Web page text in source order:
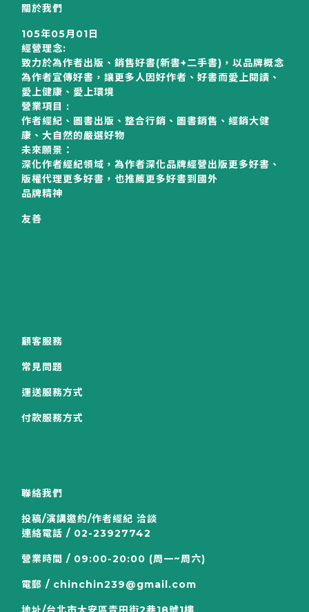
關於我們
105年05月01日
經營理念:
致力於為作者出版、銷售好書(新書+二手書)，以品牌概念
為作者宣傳好書，讓更多人因好作者、好書而愛上閱讀、
愛上健康、愛上環境
營業項目 :
作者經紀、圖書出版、整合行銷、圖書銷售、經銷大健
康、大自然的嚴選好物
未來願景：
深化作者經紀領域，為作者深化品牌經營出版更多好書、
版權代理更多好書，也推薦更多好書到國外
品牌精神
友善
顧客服務
常見問題
運送服務方式
付款服務方式
聯絡我們
投稿/演講邀約/作者經紀 洽談
連絡電話 / 02-23927742
營業時間 / 09:00-20:00 (周一~周六)
電郵 / chinchin239@gmail.com